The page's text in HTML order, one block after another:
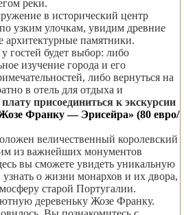
реки.
в исторический центр
узким улочкам, увидим древние
архитектурные памятники.
гостей будет выбор: либо
изучение города и его
либо вернуться на
в отель для отдыха и
плату присоединиться к экскурсии
Франку — Эрисейра» (80 евро/
величественный королевский
из важнейших монументов
вы сможете увидеть уникальную
о жизни монархов и их двора,
старой Португалии.
деревеньку Жозе Франку.